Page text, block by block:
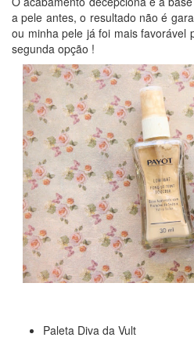
a pele antes, o resultado não é
ou minha pele já foi mais favorável
segunda opção !
Paleta Diva da Vult